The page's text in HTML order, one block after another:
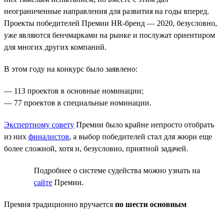
неограниченные направления для развития на годы вперед.
Проекты победителей Премии HR-бренд — 2020, безусловно,
уже являются бенчмарками на рынке и послужат ориентиром
для многих других компаний.
В этом году на конкурс было заявлено:
— 113 проектов в основные номинации;
— 77 проектов в специальные номинации.
Экспертному совету Премии было крайне непросто отобрать
из них финалистов, а выбор победителей стал для жюри еще
более сложной, хотя и, безусловно, приятной задачей.
Подробнее о системе судейства можно узнать на
сайте Премии.
Премия традиционно вручается по шести основным